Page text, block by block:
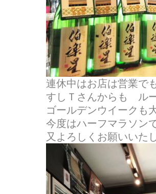
連休中はお店は営業で
すしＴさんからも ル
ゴールデンウイーク
今度はハーフマラソン
又よろしくお願いい